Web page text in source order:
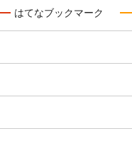
はてなブックマーク